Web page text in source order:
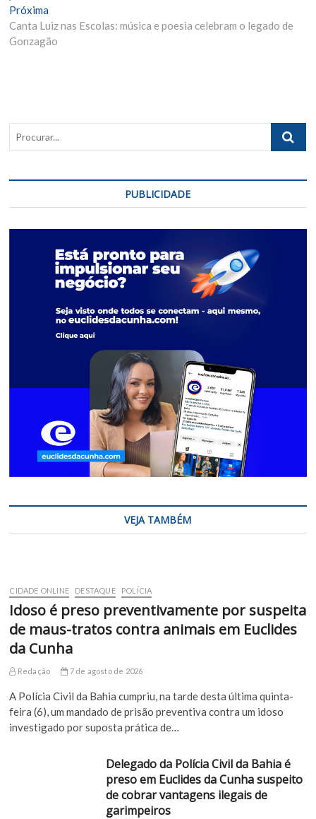
Post
Próxima
Materia:
Canta Luiz nas Escolas: música e poesia celebram o legado de
Gonzagão
PUBLICIDADE
VEJA TAMBÉM
CIDADE ONLINE DESTAQUE POLÍCIA
Idoso é preso preventivamente por suspeita
de maus-tratos contra animais em Euclides
da Cunha
Redação 7 de agosto de 2026
A Polícia Civil da Bahia cumpriu, na tarde desta última quinta-
feira (6), um mandado de prisão preventiva contra um idoso
investigado por suposta prática de…
Delegado da Polícia Civil da Bahia é
preso em Euclides da Cunha suspeito
de cobrar vantagens ilegais de
garimpeiros